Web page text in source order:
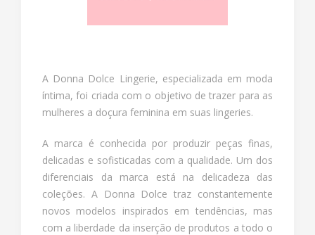
A Donna Dolce Lingerie, especializada em moda
íntima, foi criada com o objetivo de trazer para as
mulheres a doçura feminina em suas lingeries.
A marca é conhecida por produzir peças finas,
delicadas e sofisticadas com a qualidade. Um dos
diferenciais da marca está na delicadeza das
coleções. A Donna Dolce traz constantemente
novos modelos inspirados em tendências, mas
com a liberdade da inserção de produtos a todo o